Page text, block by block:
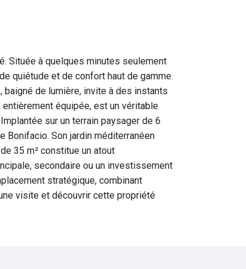
Située à quelques minutes seulement
quiétude et de confort haut de gamme.
de lumière, invite à des instants
équipée, est un véritable
sur un terrain paysager de 6
Bonifacio. Son jardin méditerranéen
35 m² constitue un atout
secondaire ou un investissement
stratégique, combinant
visite et découvrir cette propriété